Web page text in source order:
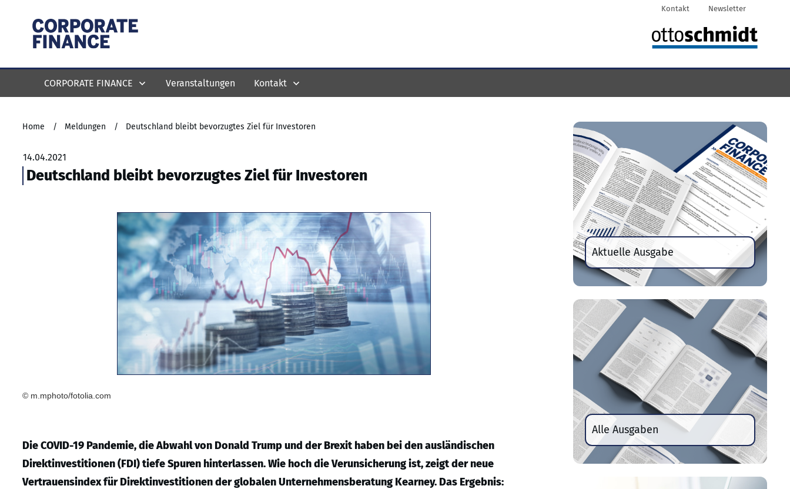
Kontakt Newsletter
CORPORATE FINANCE Veranstaltungen Kontakt
Home / Meldungen / Deutschland bleibt bevorzugtes Ziel für Investoren
14.04.2021
Deutschland bleibt bevorzugtes Ziel für Investoren
© m.mphoto/fotolia.com
Die COVID-19 Pandemie, die Abwahl von Donald Trump und der Brexit haben bei den ausländischen
Direktinvestitionen (FDI) tiefe Spuren hinterlassen. Wie hoch die Verunsicherung ist, zeigt der neue
Vertrauensindex für Direktinvestitionen der globalen Unternehmensberatung Kearney. Das Ergebnis:
Aktuelle Ausgabe
Alle Ausgaben